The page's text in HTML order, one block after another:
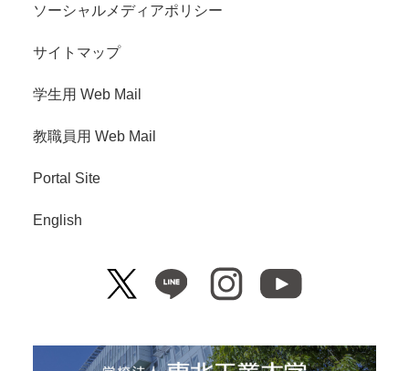
ソーシャルメディアポリシー
サイトマップ
学生用 Web Mail
教職員用 Web Mail
Portal Site
English